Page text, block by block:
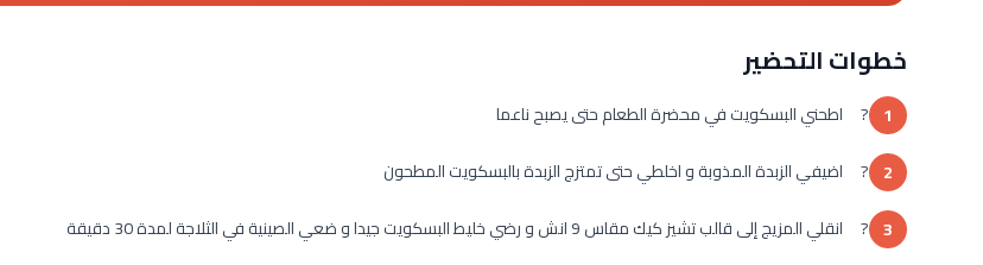
خطوات التحضير
1 ? اطحني البسكويت في محضرة الطعام حتى يصبح ناعما
2 ? اضيفي الزبدة المذوبة و اخلطي حتى تمتزج الزبدة بالبسكويت المطحون
3 ? انقلي المزيج إلى قالب تشيز كيك مقاس 9 انش و رضي خليط البسكويت جيدا و ضعي الصينية في الثلاجة لمدة 30 دقيقة